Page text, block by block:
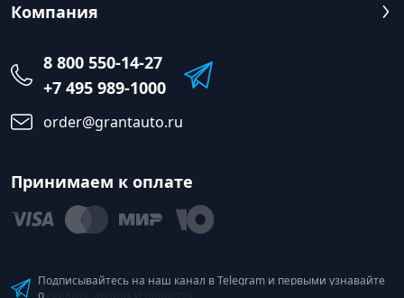
Компания
8 800 550-14-27
+7 495 989-1000
order@grantauto.ru
Принимаем к оплате
Подписывайтесь на наш канал в Telegram и первыми узнавайте
о скидках, акциях и новостях